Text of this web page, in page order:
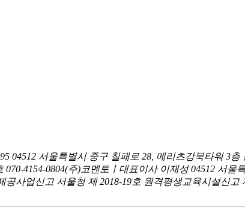
04512 서울특별시 중구 칠패로 28, 메리츠강북타워 3층
070-4154-0804(주)코멘토ㅣ대표이사 이재성 04512 서울
공사업신고 서울청 제 2018-19호 원격평생교육시설신고